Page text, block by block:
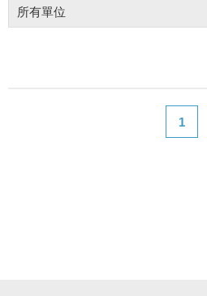
所有單位
1